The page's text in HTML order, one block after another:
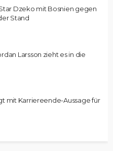
Dzeko mit Bosnien gegen
Stand
Larsson zieht es in die
mit Karriereende-Aussage für